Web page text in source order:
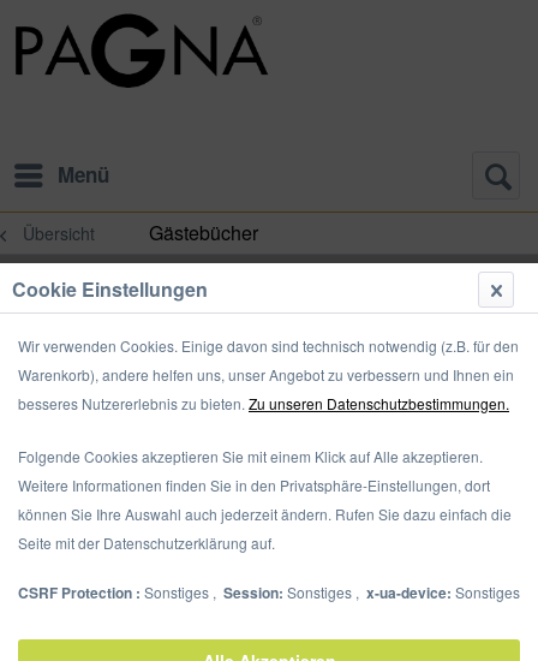
Menü
Übersicht Gästebücher
Gästebuch 19x26 cm
Cookie Einstellungen
Wir verwenden Cookies. Einige davon sind technisch notwendig (z.B. für den
Warenkorb), andere helfen uns, unser Angebot zu verbessern und Ihnen ein
besseres Nutzererlebnis zu bieten. Zu unseren Datenschutzbestimmungen.
Folgende Cookies akzeptieren Sie mit einem Klick auf Alle akzeptieren.
Weitere Informationen finden Sie in den Privatsphäre-Einstellungen, dort
können Sie Ihre Auswahl auch jederzeit ändern. Rufen Sie dazu einfach die
Seite mit der Datenschutzerklärung auf.
CSRF Protection : Sonstiges , Session: Sonstiges , x-ua-device: Sonstiges